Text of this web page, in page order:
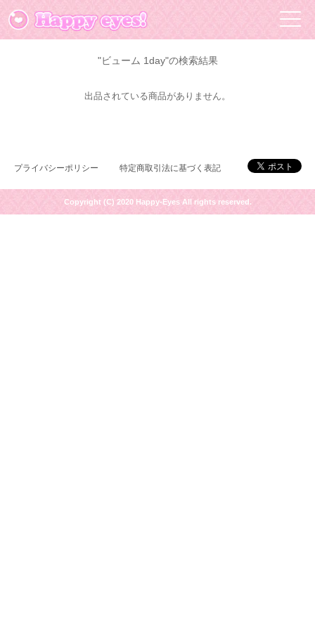
"ビューム 1day"の検索結果
出品されている商品がありません。
プライバシーポリシー 特定商取引法に基づく表記
Copyright (C) 2020 Happy-Eyes All rights reserved.